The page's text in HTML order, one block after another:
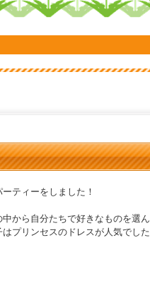
ティーをしました！
から自分たちで好きなものを選
プリンセスのドレスが人気でし